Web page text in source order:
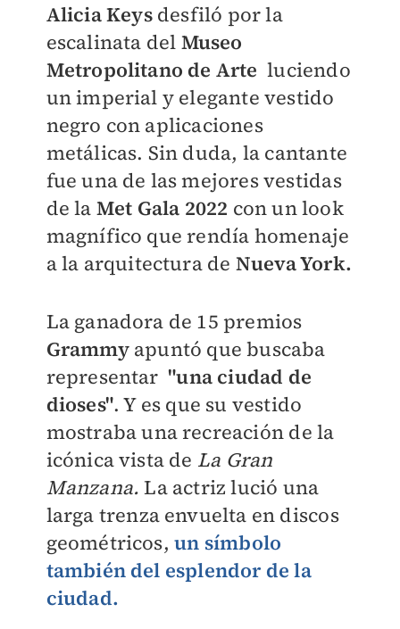
Alicia Keysdesfiló por la
escalinata del Museo
Metropolitano de Arte luciendo
un imperial y elegante vestido
negro con aplicaciones
metálicas. Sin duda, la cantante
fue una de las mejores vestidas
de la Met Gala 2022 con un look
magnífico que rendía homenaje
a la arquitectura de Nueva York.
La ganadora de 15 premios
Grammy apuntó que buscaba
representar"una ciudad de
dioses". Y es que su vestido
mostraba una recreación de la
icónica vista de La Gran
Manzana. La actriz lució una
larga trenza envuelta en discos
geométricos,un símbolo
también del esplendor de la
ciudad.